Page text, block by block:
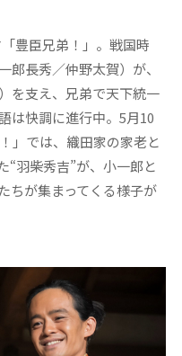
豊臣兄弟！」。戦国時
長秀／仲野太賀）が、
を支え、兄弟で天下統一
は快調に進行中。5月10
」では、織田家の家老と
“羽柴秀吉”が、小一郎と
ちが集まってくる様子が